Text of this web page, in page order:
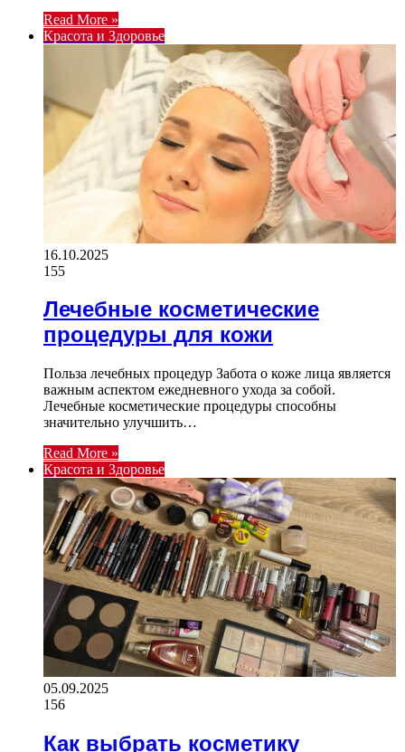
Read More »
Красота и Здоровье
16.10.2025
155
Лечебные косметические
процедуры для кожи
Польза лечебных процедур Забота о коже лица является
важным аспектом ежедневного ухода за собой.
Лечебные косметические процедуры способны
значительно улучшить…
Read More »
Красота и Здоровье
05.09.2025
156
Как выбрать косметику